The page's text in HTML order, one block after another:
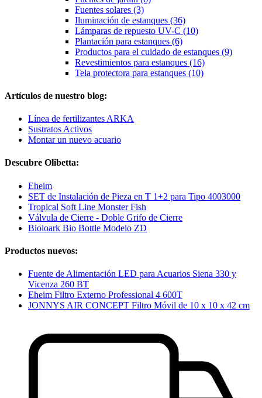
Fuentes solares (3)
Iluminación de estanques (36)
Lámparas de repuesto UV-C (10)
Plantación para estanques (6)
Productos para el cuidado de estanques (9)
Revestimientos para estanques (16)
Tela protectora para estanques (10)
Artículos de nuestro blog:
Línea de fertilizantes ARKA
Sustratos Activos
Montar un nuevo acuario
Descubre Olibetta:
Eheim
SET de Instalación de Pieza en T 1+2 para Tipo 4003000
Tropical Soft Line Monster Fish
Válvula de Cierre - Doble Grifo de Cierre
Bioloark Bio Bottle Modelo ZD
Productos nuevos:
Fuente de Alimentación LED para Acuarios Siena 330 y
Vicenza 260 BT
Eheim Filtro Externo Professional 4 600T
JONNYS AIR CONCEPT Filtro Móvil de 10 x 10 x 42 cm